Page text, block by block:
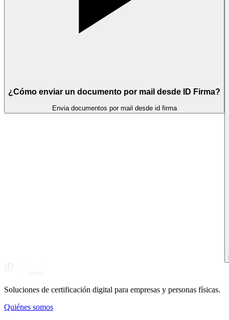
¿Cómo enviar un documento por mail desde ID Firma?
Envia documentos por mail desde id firma
Soluciones de certificación digital para empresas y personas físicas.
Quiénes somos